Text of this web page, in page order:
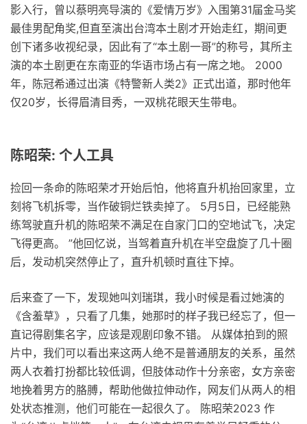
影入行，曾以蔡明亮导演的《爱情万岁》入围第31届金马奖
最佳男配角奖,但直至演出台湾本土剧才开始走红，期间更
创下诸多收视纪录，因此有了“本土剧一哥”的称号，其所主
演的本土剧更在东南亚的华语市场占有一席之地。 2000
年，陈冠希通过出演《特警新人类2》正式出道，那时他年
仅20岁，长得眉清目秀，一双桃花眼天生带电。
陈昭荣: 个人工具
捡回一条命的陈昭荣才开始后怕，他将直升机抬回家里，立
刻将飞机拆零，当作破铜烂铁卖掉了。 5月5日，已经能熟
练驾驶直升机的陈昭荣不满足在自家门口的空地试飞，决定
飞得更高。 ”他回忆说，当驾着直升机在半空盘旋了几十圈
后，发动机突然停止了，直升机顿时直往下掉。
后来查了一下，发现她叫刘瑞琪，我小时候是看过她演的
《含羞草》，只看了几集，她那时的样子我已经忘了，但一
直记得剧集名字，应该是观剧印象不错。 ​从媒体拍到的照
片中，我们可以看出来这两人绝不是普通朋友的关系，虽然
两人衣着打扮都比较低调，但肢体动作十分亲密，女方亲密
地挽着男方的胳膊，帮助他做拉伸动作，网友们从两人的相
处状态推测，他们可能在一起很久了。 陈昭荣2023 作